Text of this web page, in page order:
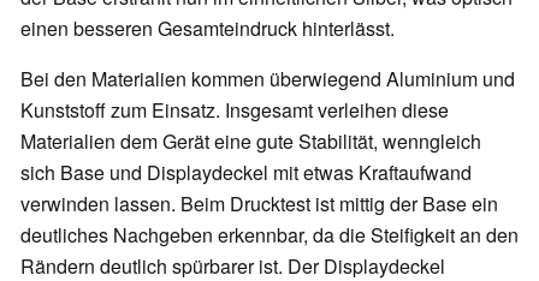
einen besseren Gesamteindruck hinterlässt.
Bei den Materialien kommen überwiegend Aluminium und
Kunststoff zum Einsatz. Insgesamt verleihen diese
Materialien dem Gerät eine gute Stabilität, wenngleich
sich Base und Displaydeckel mit etwas Kraftaufwand
verwinden lassen. Beim Drucktest ist mittig der Base ein
deutliches Nachgeben erkennbar, da die Steifigkeit an den
Rändern deutlich spürbarer ist. Der Displaydeckel